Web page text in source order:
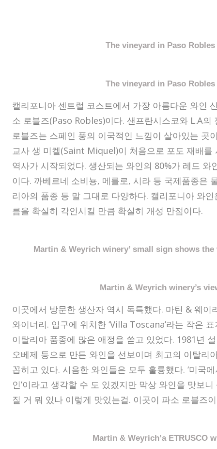
The vineyard in Paso Robles
The vineyard in Paso Robles
캘리포니아 센트럴 코스트에서 가장 아름다운 와인
소 로블즈(Paso Robles)이다. 샌프란시스코와 L.A의
로블즈는 스페인 풍의 이국적인 느낌이 살아있는 곳
교사 생 미켈(Saint Miquel)이 처음으로 포도 재배를
역사가 시작되었다. 생산되는 와인의 80%가 레드 와
이다. 까베르네 소비뇽, 메를로, 시라 등 국제품종은
리아의 품종 등 말 그대로 다양하다. 캘리포니아 와
름을 확실히 각인시킬 만큼 확실히 개성 만점이다.
Martin & Weyrich winery’ small sign shows
Martin & Weyrich winery’s
이곳에서 방문한 생산자 역시 독특했다. 마틴 & 웨
와이너리. 입구에 위치한 ‘Villa Toscana’라는 작은
이탈리아 품종에 많은 애정을 쏟고 있었다. 1981년
오베제 등으로 만든 와인을 선보이며 최고의 이탈리
꼽히고 있다. 시음한 와인들은 모두 훌륭했다. ‘미국
인’이라고 생각할 수 도 있겠지만 막상 와인을 맛보
질 거 뭐 있나 이렇게 맛있는걸. 이곳이 파소 로블즈
Martin & Weyrich’a ETRUSCO